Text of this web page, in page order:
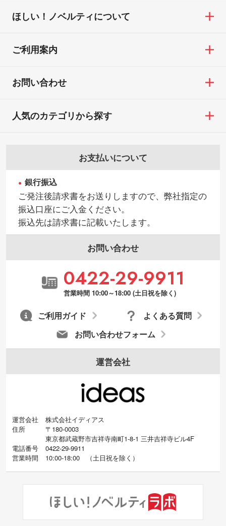
ほしい！ノベルティについて
ご利用案内
お問い合わせ
お支払いについて
銀行振込
ご発注後請求書をお送りしますので、弊社指定の
振込口座にご入金ください。
振込先は請求書に記載いたします。
お問い合わせ
0422-29-9911
営業時間 10:00～18:00 (土日祝を除く)
お問い合わせフォーム
よくある質問
ご利用ガイド
運営会社
運営会社
株式会社イディアス
住所
〒180-0003
東京都武蔵野市吉祥寺南町1-8-1 三井吉祥寺ビル4F
電話番号
0422-29-9911
営業時間
10:00-18:00 （土日祝を除く）
人気のカテゴリから探す